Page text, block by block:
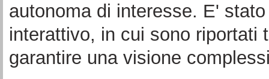
autonoma di interesse. E'
interattivo, in cui sono riportati
garantire una visione